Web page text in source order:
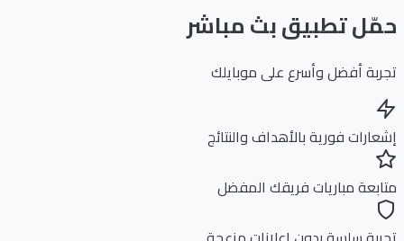
تطبيق بث مباشر
أفضل وأسرع على موبايلك
فورية بالأهداف والنتائج
مباريات فريقك المفضل